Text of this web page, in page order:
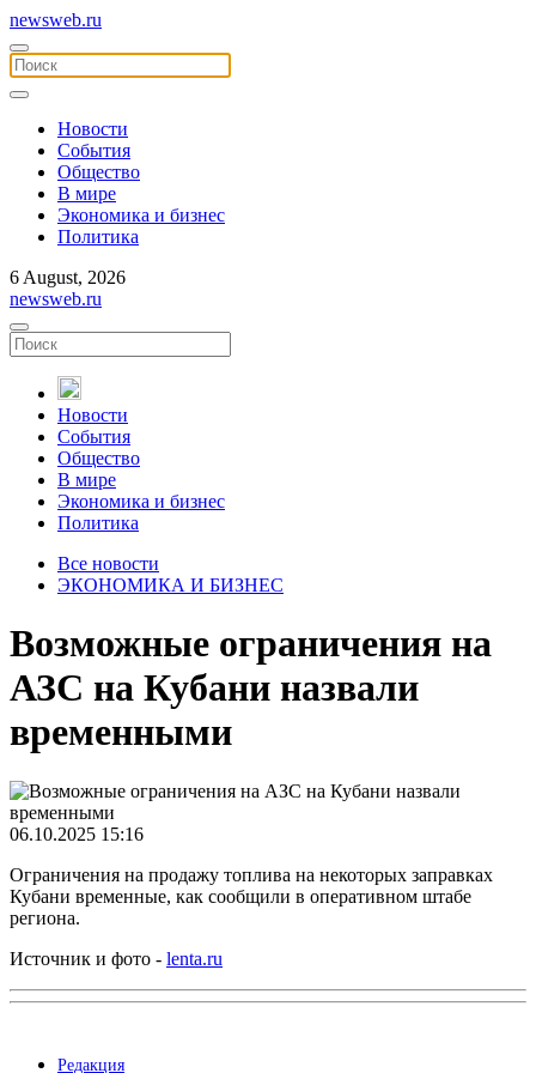
newsweb.ru
Новости
События
Общество
В мире
Экономика и бизнес
Политика
6 August, 2026
newsweb.ru
Новости
События
Общество
В мире
Экономика и бизнес
Политика
Все новости
ЭКОНОМИКА И БИЗНЕС
Возможные ограничения на
АЗС на Кубани назвали
временными
06.10.2025 15:16
Ограничения на продажу топлива на некоторых заправках
Кубани временные, как сообщили в оперативном штабе
региона.
Источник и фото - lenta.ru
Редакция